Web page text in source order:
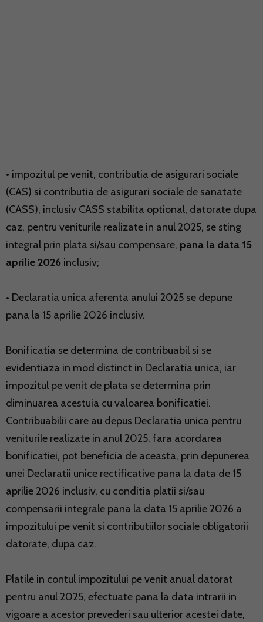
• impozitul pe venit, contributia de asigurari sociale
(CAS) si contributia de asigurari sociale de sanatate
(CASS), inclusiv CASS stabilita optional, datorate dupa
caz, pentru veniturile realizate in anul 2025, se sting
integral prin plata si/sau compensare, pana la data 15
aprilie 2026 inclusiv;
• Declaratia unica aferenta anului 2025 se depune
pana la 15 aprilie 2026 inclusiv.
Bonificatia se determina de contribuabil si se
evidentiaza in mod distinct in Declaratia unica, iar
impozitul pe venit de plata se determina prin
diminuarea acestuia cu valoarea bonificatiei.
Contribuabilii care au depus Declaratia unica pentru
veniturile realizate in anul 2025, fara acordarea
bonificatiei, pot beneficia de aceasta, prin depunerea
unei Declaratii unice rectificative pana la data de 15
aprilie 2026 inclusiv, cu conditia platii si/sau
compensarii integrale pana la data 15 aprilie 2026 a
impozitului pe venit si contributiilor sociale obligatorii
datorate, dupa caz.
Platile in contul impozitului pe venit anual datorat
pentru anul 2025, efectuate pana la data intrarii in
vigoare a acestor prevederi sau ulterior acestei date,